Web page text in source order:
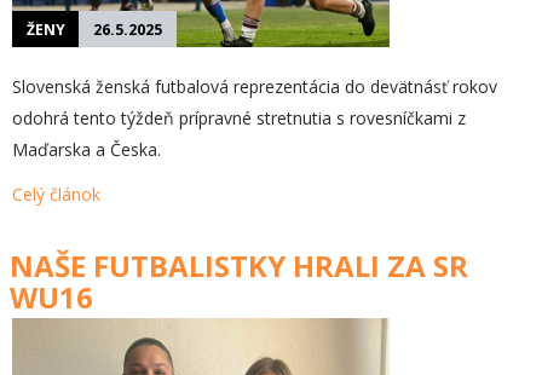
ŽENY 26.5.2025
Slovenská ženská futbalová reprezentácia do devätnásť rokov
odohrá tento týždeň prípravné stretnutia s rovesníčkami z
Maďarska a Česka.
Celý článok
NAŠE FUTBALISTKY HRALI ZA SR
WU16